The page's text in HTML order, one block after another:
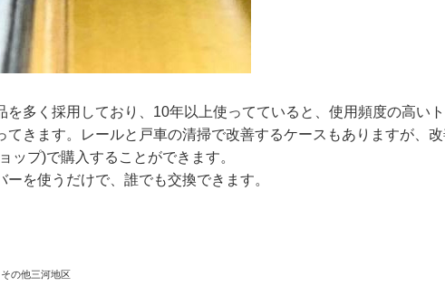
多く採用しており、10年以上使ってていると、使用頻度の高い
きます。レールと戸車の清掃で改善するケースもありますが、
ップ)で購入することができます。
を使うだけで、誰でも交換できます。
その他三河地区